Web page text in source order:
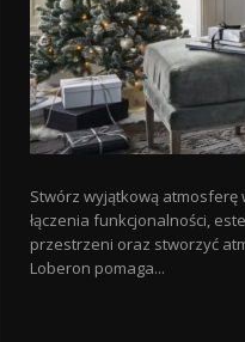
Stwórz wyjątkową
łączenia funkcjonalności,
przestrzeni oraz stworzyć
Loberon pomaga...